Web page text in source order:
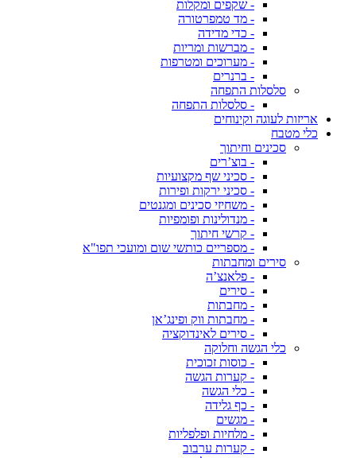
- שקפים ומקלות
- מד טמפרטורה
- כדי מדידה
- מברשות ומריות
- מערוכים ומטרפות
- ברנרים
סלסלות התפחה
- סלסלות התפחה
אריזות לעוגה וקינוחים
כלי מטבח
סכינים וחיתוך
- בוצ’רים
- סכיני שף מקצועיות
- סכיני ירקות ופירות
- משחיזי סכינים ומגנטים
- מנדולינות ופומפיות
- קרשי חיתוך
- מספריים כותשי שום ומועכי תפו"א
סירים ומחבתות
- פלאנצ’ה
- סירים
- מחבתות
- מחבתות ווק ופינג’אן
- סירים לאינדוקציה
כלי הגשה וחלוקה
- כוסות זכוכית
- קערות הגשה
- כלי הגשה
- כף גלידה
- מגשים
- מלחיות ופלפליות
- קערות ערבוב